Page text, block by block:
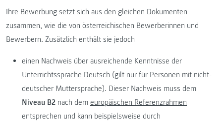
Ihre Bewerbung setzt sich aus den gleichen Dokumenten
zusammen, wie die von österreichischen Bewerberinnen und
Bewerbern. Zusätzlich enthält sie jedoch
einen Nachweis über ausreichende Kenntnisse der
Unterrichtssprache Deutsch (gilt nur für Personen mit nicht-
deutscher Muttersprache). Dieser Nachweis muss dem
Niveau B2 nach dem europäischen Referenzrahmen
entsprechen und kann beispielsweise durch